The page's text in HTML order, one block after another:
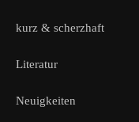
kurz & scherzhaft
Literatur
Neuigkeiten